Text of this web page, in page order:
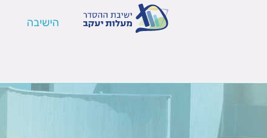
הישיבה